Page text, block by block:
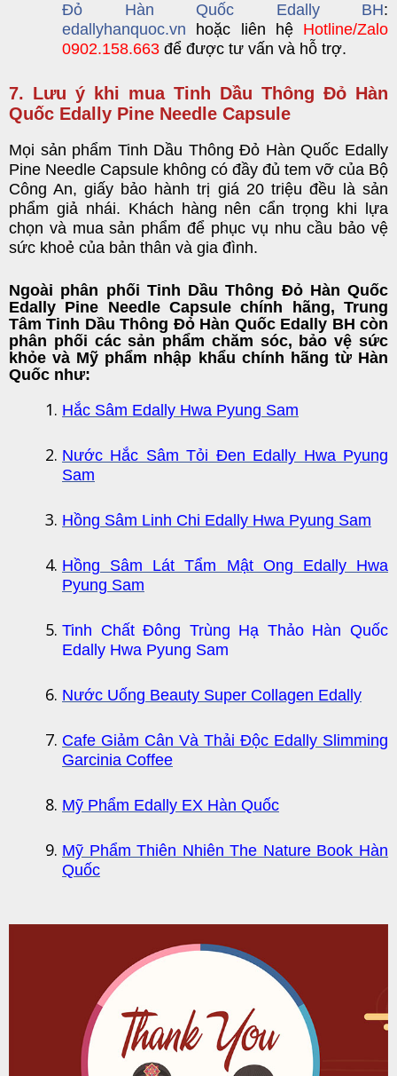
Đỏ Hàn Quốc Edally BH:
edallyhanquoc.vn hoặc liên hệ Hotline/Zalo
0902.158.663 để được tư vấn và hỗ trợ.
7. Lưu ý khi mua Tinh Dầu Thông Đỏ Hàn
Quốc Edally Pine Needle Capsule
Mọi sản phẩm Tinh Dầu Thông Đỏ Hàn Quốc Edally
Pine Needle Capsule không có đầy đủ tem vỡ của Bộ
Công An, giấy bảo hành trị giá 20 triệu đều là sản
phẩm giả nhái. Khách hàng nên cẩn trọng khi lựa
chọn và mua sản phẩm để phục vụ nhu cầu bảo vệ
sức khoẻ của bản thân và gia đình.
Ngoài phân phối Tinh Dầu Thông Đỏ Hàn Quốc
Edally Pine Needle Capsule chính hãng, Trung
Tâm Tinh Dầu Thông Đỏ Hàn Quốc Edally BH còn
phân phối các sản phẩm chăm sóc, bảo vệ sức
khỏe và Mỹ phẩm nhập khẩu chính hãng từ Hàn
Quốc như:
Hắc Sâm Edally Hwa Pyung Sam
Nước Hắc Sâm Tỏi Đen Edally Hwa Pyung
Sam
Hồng Sâm Linh Chi Edally Hwa Pyung Sam
Hồng Sâm Lát Tẩm Mật Ong Edally Hwa
Pyung Sam
Tinh Chất Đông Trùng Hạ Thảo Hàn Quốc
Edally Hwa Pyung Sam
Nước Uống Beauty Super Collagen Edally
Cafe Giảm Cân Và Thải Độc Edally Slimming
Garcinia Coffee
Mỹ Phẩm Edally EX Hàn Quốc
Mỹ Phẩm Thiên Nhiên The Nature Book Hàn
Quốc